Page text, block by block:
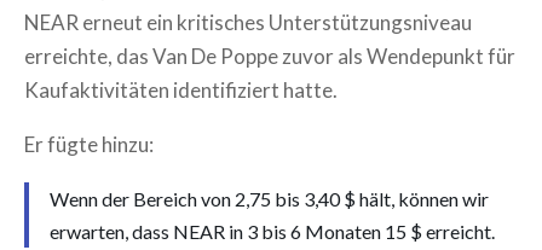
NEAR erneut ein kritisches Unterstützungsniveau
erreichte, das Van De Poppe zuvor als Wendepunkt für
Kaufaktivitäten identifiziert hatte.
Er fügte hinzu:
Wenn der Bereich von 2,75 bis 3,40 $ hält, können wir
erwarten, dass NEAR in 3 bis 6 Monaten 15 $ erreicht.